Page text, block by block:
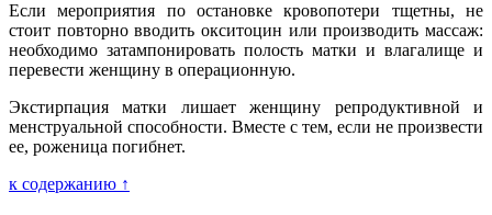
Если мероприятия по остановке кровопотери тщетны, не
стоит повторно вводить окситоцин или производить массаж:
необходимо затампонировать полость матки и влагалище и
перевести женщину в операционную.
Экстирпация матки лишает женщину репродуктивной и
менструальной способности. Вместе с тем, если не произвести
ее, роженица погибнет.
к содержанию ↑